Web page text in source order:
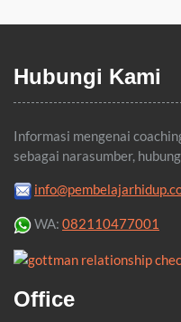
Hubungi Kami
Informasi mengenai
sebagai narasumber,
WA: 082110477001
Office